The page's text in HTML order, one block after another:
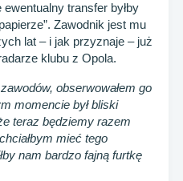
transfer byłby
Zawodnik jest mu
lat – i jak przyznaje – już
klubu z Opola.
obserwowałem go
momencie był bliski
teraz będziemy razem
mieć tego
nam bardzo fajną furtkę